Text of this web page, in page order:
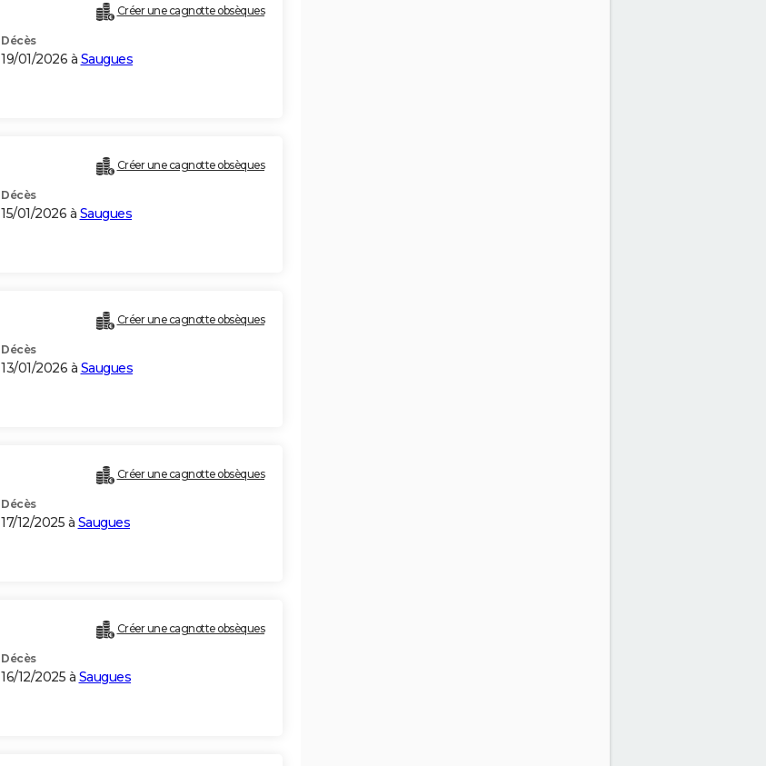
Créer une cagnotte obsèques
Décès
19/01/2026 à Saugues
Créer une cagnotte obsèques
Décès
15/01/2026 à Saugues
Créer une cagnotte obsèques
Décès
13/01/2026 à Saugues
Créer une cagnotte obsèques
Décès
17/12/2025 à Saugues
Créer une cagnotte obsèques
Décès
16/12/2025 à Saugues